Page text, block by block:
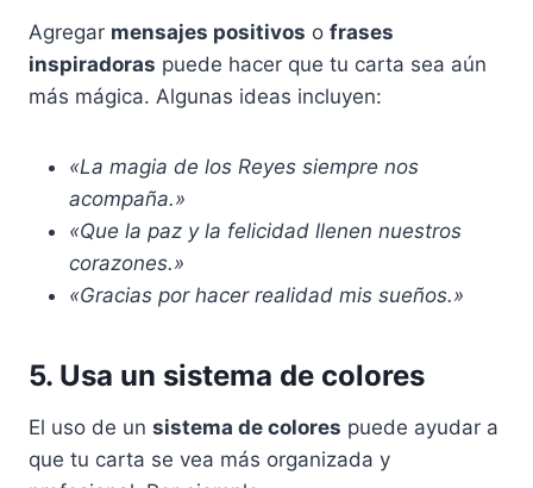
Agregar mensajes positivos o frases
inspiradoras puede hacer que tu carta sea aún
más mágica. Algunas ideas incluyen:
«La magia de los Reyes siempre nos
acompaña.»
«Que la paz y la felicidad llenen nuestros
corazones.»
«Gracias por hacer realidad mis sueños.»
5. Usa un sistema de colores
El uso de un sistema de colores puede ayudar a
que tu carta se vea más organizada y